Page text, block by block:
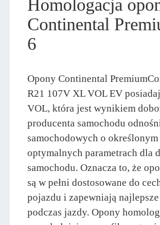
Homologacja
Continental
6
Opony Continental
R21 107V XL VOL EV
VOL, która jest wynikiem
producenta samochodu
samochodowych o
optymalnych parametrach dla
samochodu. Oznacza to, że
są w pełni dostosowane do
pojazdu i zapewniają
podczas jazdy. Opony